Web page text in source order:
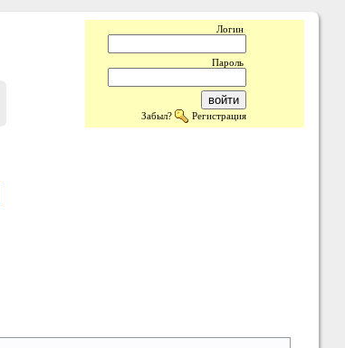
Логин
Пароль
Забыл? Регистрация